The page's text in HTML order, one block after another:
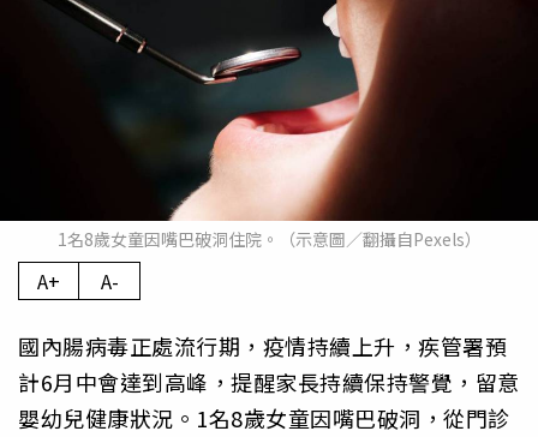
1名8歲女童因嘴巴破洞住院。（示意圖／翻攝自Pexels）
A+ A-
國內腸病毒正處流行期，疫情持續上升，疾管署預
計6月中會達到高峰，提醒家長持續保持警覺，留意
嬰幼兒健康狀況。1名8歲女童因嘴巴破洞，從門診